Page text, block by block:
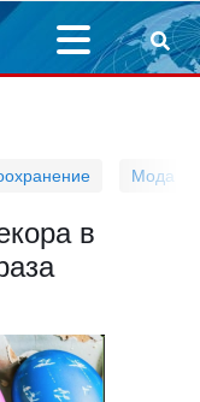
Мода
в